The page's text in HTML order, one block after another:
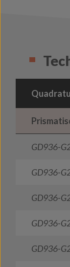
GD936-
GD936-
GD936-
GD936-
GD936-